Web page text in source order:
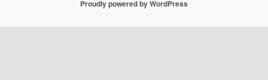
Proudly powered by WordPress